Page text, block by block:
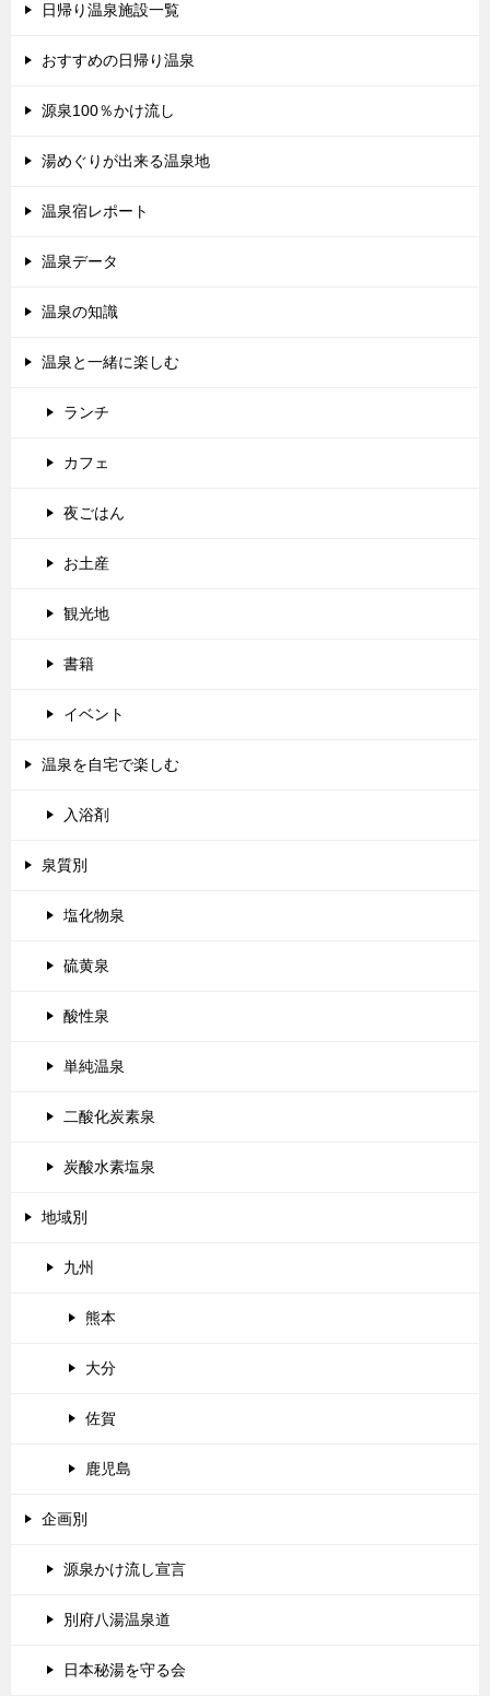
日帰り温泉施設一覧
おすすめの日帰り温泉
源泉100％かけ流し
湯めぐりが出来る温泉地
温泉宿レポート
温泉データ
温泉の知識
温泉と一緒に楽しむ
ランチ
カフェ
夜ごはん
お土産
観光地
書籍
イベント
温泉を自宅で楽しむ
入浴剤
泉質別
塩化物泉
硫黄泉
酸性泉
単純温泉
二酸化炭素泉
炭酸水素塩泉
地域別
九州
熊本
大分
佐賀
鹿児島
企画別
源泉かけ流し宣言
別府八湯温泉道
日本秘湯を守る会